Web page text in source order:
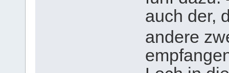
auch der,
andere